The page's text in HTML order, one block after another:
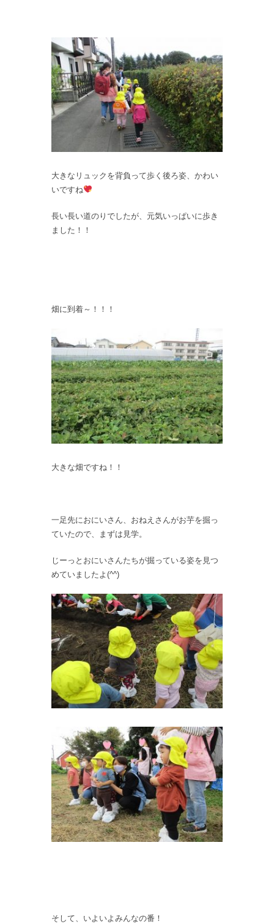
大きなリュックを背負って歩く後ろ姿、かわい
いですね
長い長い道のりでしたが、元気いっぱいに歩き
ました！！
畑に到着～！！！
大きな畑ですね！！
一足先におにいさん、おねえさんがお芋を掘っ
ていたので、まずは見学。
じーっとおにいさんたちが掘っている姿を見つ
めていましたよ(^^)
そして、いよいよみんなの番！